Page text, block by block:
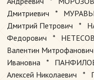
Дмитриевич *
Дмитрий Петрович *
Федорович *
Валентин
Ивановна *
Алексей Николаевич